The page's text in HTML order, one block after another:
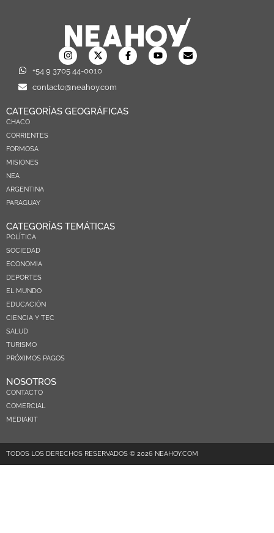
+54 9 3705 44-0010
contacto@neahoy.com
CATEGORÍAS GEOGRÁFICAS
CHACO
CORRIENTES
FORMOSA
MISIONES
NEA
ARGENTINA
PARAGUAY
CATEGORÍAS TEMÁTICAS
POLÍTICA
SOCIEDAD
ECONOMIA
DEPORTES
EL MUNDO
EDUCACIÓN
CIENCIA Y TEC
SALUD
TURISMO
PRÓXIMOS PAGOS
NOSOTROS
CONTACTO
COMERCIAL
MEDIAKIT
TODOS LOS DERECHOS RESERVADOS © 2026 NEAHOY.COM